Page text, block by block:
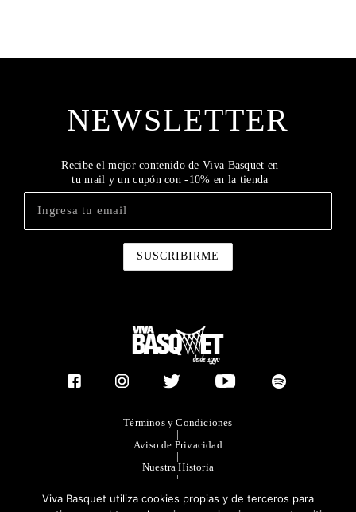
NEWSLETTER
Recibe el mejor contenido de Viva Basquet en
tu mail y un cupón con -10% en la tienda
Términos y Condiciones
|
Aviso de Privacidad
|
Nuestra Historia
|
|
Viva Basquet utiliza cookies propias y de terceros para